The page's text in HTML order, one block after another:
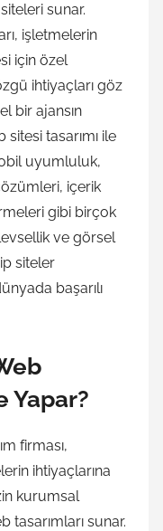
sunar.
işletmelerin
için özel
ihtiyaçları göz
bir ajansın
tasarımı ile
uyumluluk,
içerik
gibi birçok
ve görsel
siteler
başarılı
Yapar?
firması,
ihtiyaçlarına
kurumsal
tasarımları sunar.